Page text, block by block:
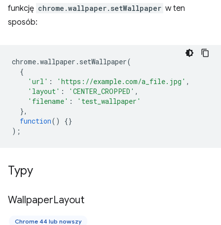
funkcję chrome.wallpaper.setWallpaper w ten
sposób:
chrome.wallpaper . setWallpaper(
{
'url' : 'https://example.com/a_file.jpg' ,
'layout' : 'CENTER_CROPPED' ,
'filename' :
'test_wallpaper'
},
function()
{}
);
Typy
WallpaperLayout
Chrome 44 lub nowszy